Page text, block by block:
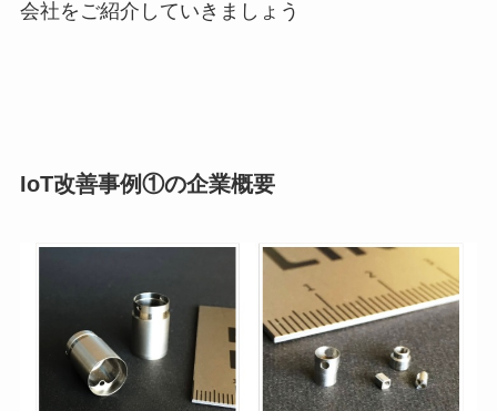
会社をご紹介していきましょう
IoT改善事例①の企業概要